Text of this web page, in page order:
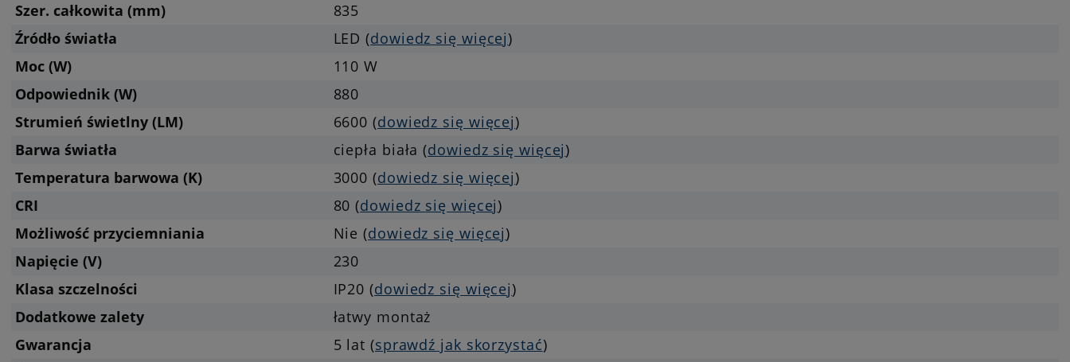
Szer. całkowita (mm)
835
Źródło światła
LED (dowiedz się więcej)
Moc (W)
110 W
Odpowiednik (W)
880
Strumień świetlny (LM)
6600 (dowiedz się więcej)
Barwa światła
ciepła biała (dowiedz się więcej)
Temperatura barwowa (K)
3000 (dowiedz się więcej)
CRI
80 (dowiedz się więcej)
Możliwość przyciemniania
Nie (dowiedz się więcej)
Napięcie (V)
230
Klasa szczelności
IP20 (dowiedz się więcej)
Dodatkowe zalety
łatwy montaż
Gwarancja
5 lat (sprawdź jak skorzystać)